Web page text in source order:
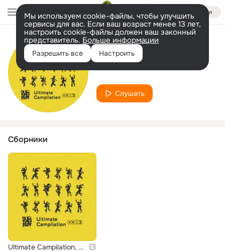
Войти
Мы используем cookie-файлы, чтобы улучшить
сервисы для вас. Если ваш возраст менее 13 лет,
настроить cookie-файлы должен ваш законный
представитель. Больше информации
Разрешить все Настроить
Исполнитель
Nodulus
Слушать
Сборники
Ultimate Campilation, Vol. 3